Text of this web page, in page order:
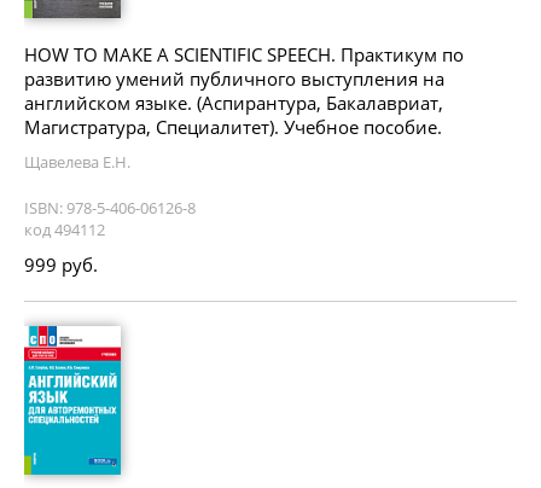
HOW TO MAKE A SCIENTIFIC SPEECH. Практикум по
развитию умений публичного выступления на
английском языке. (Аспирантура, Бакалавриат,
Магистратура, Специалитет). Учебное пособие.
Щавелева Е.Н.
ISBN: 978-5-406-06126-8
код 494112
999 руб.